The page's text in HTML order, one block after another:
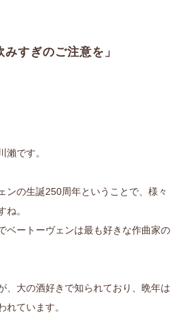
ぎのご注意を」
瀨です。
ンの生誕250周年ということで、様々
ね。
ベートーヴェンは最も好きな作曲家の
、大の酒好きで知られており、晩年は
れています。